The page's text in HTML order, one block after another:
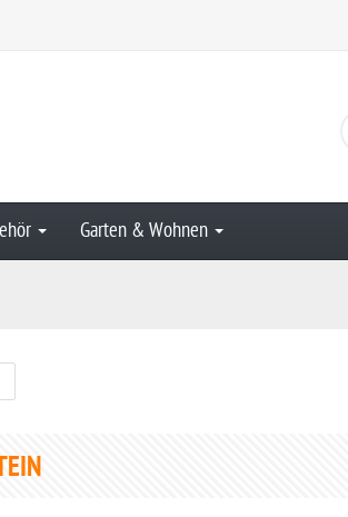
Garten & Wohnen